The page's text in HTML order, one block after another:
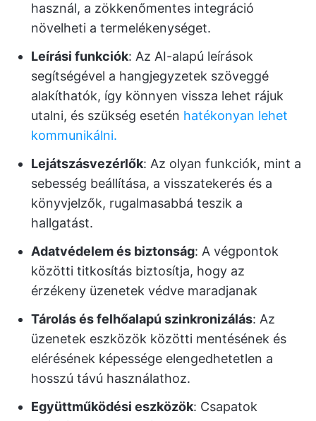
használ, a zökkenőmentes integráció
növelheti a termelékenységet.
Leírási funkciók: Az AI-alapú leírások
segítségével a hangjegyzetek szöveggé
alakíthatók, így könnyen vissza lehet rájuk
utalni, és szükség esetén hatékonyan lehet
kommunikálni.
Lejátszásvezérlők: Az olyan funkciók, mint a
sebesség beállítása, a visszatekerés és a
könyvjelzők, rugalmasabbá teszik a
hallgatást.
Adatvédelem és biztonság: A végpontok
közötti titkosítás biztosítja, hogy az
érzékeny üzenetek védve maradjanak
Tárolás és felhőalapú szinkronizálás: Az
üzenetek eszközök közötti mentésének és
elérésének képessége elengedhetetlen a
hosszú távú használathoz.
Együttműködési eszközök: Csapatok